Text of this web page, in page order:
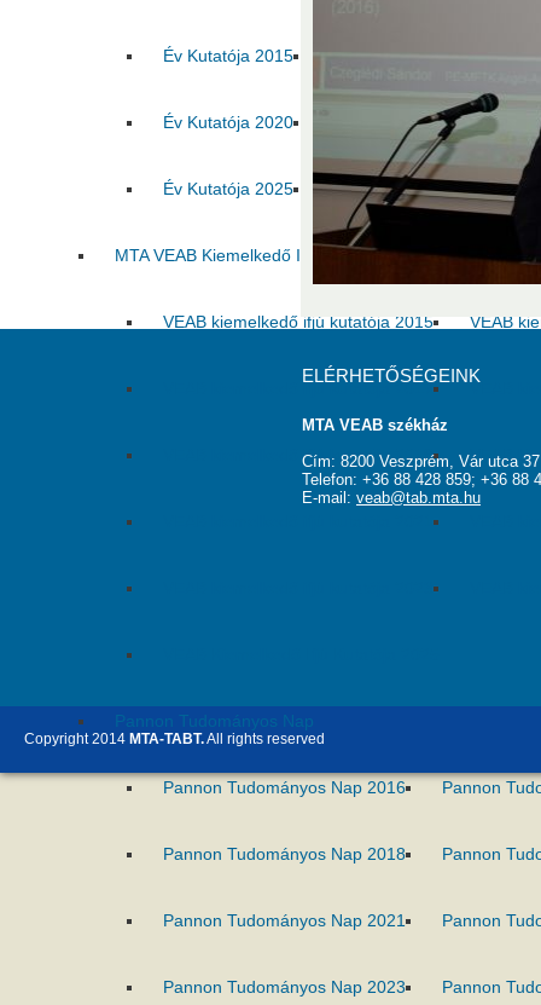
Év Kutatója 2015 Év Kutatója 2016
Év Kutatója 2020 Év Kutatója 2021 Év
Év Kutatója 2025 Az MTA VEAB Év Kutatója
MTA VEAB Kiemelkedő Ifjú Kutatója Díj
VEAB kiemelkedő ifjú kutatója 2015 VEAB
VEAB kiemelkedő ifjú kutatója 2017 VEAB
VEAB kiemelkedő ifjú kutatója 2019 VEAB
Pannon Tudományos Nap
Pannon Tudományos Nap 2016 Pannon
Pannon Tudományos Nap 2018 Pannon
Pannon Tudományos Nap 2021 Pannon
Pannon Tudományos Nap 2023 Pannon
ELÉRHETŐSÉGEINK
MTA VEAB székház
Cím: 8200 Veszprém, Vár utca
Telefon: +36 88 428 859; +36 88
E-mail: veab@tab.mta.hu
Copyright 2014 MTA-TABT.All rights reserved